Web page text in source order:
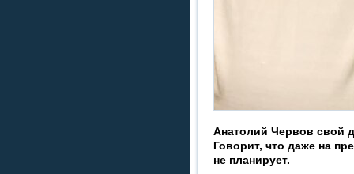
Анатолий Червов свой
Говорит, что даже на
не планирует.